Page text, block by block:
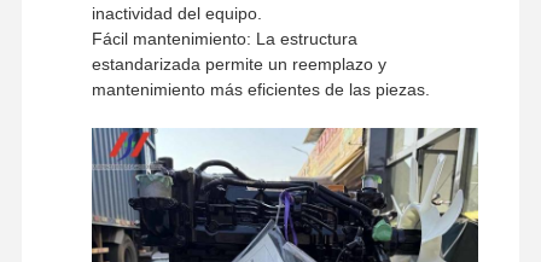
Casos
Motor Yanmar
El motor Kubota
inactividad del equipo.
Fácil mantenimiento: La estructura
estandarizada permite un reemplazo y
mantenimiento más eficientes de las piezas.